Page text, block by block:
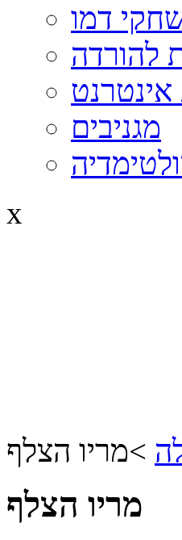
דמו
להורדה
אינטרנט
מגניבים
x
>מריו הצלף
מריו הצלף